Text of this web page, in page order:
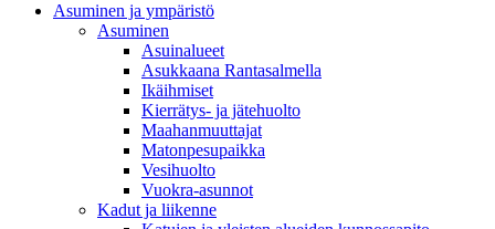
Asuminen ja ympäristö
Asuminen
Asuinalueet
Asukkaana Rantasalmella
Ikäihmiset
Kierrätys- ja jätehuolto
Maahanmuuttajat
Matonpesupaikka
Vesihuolto
Vuokra-asunnot
Kadut ja liikenne